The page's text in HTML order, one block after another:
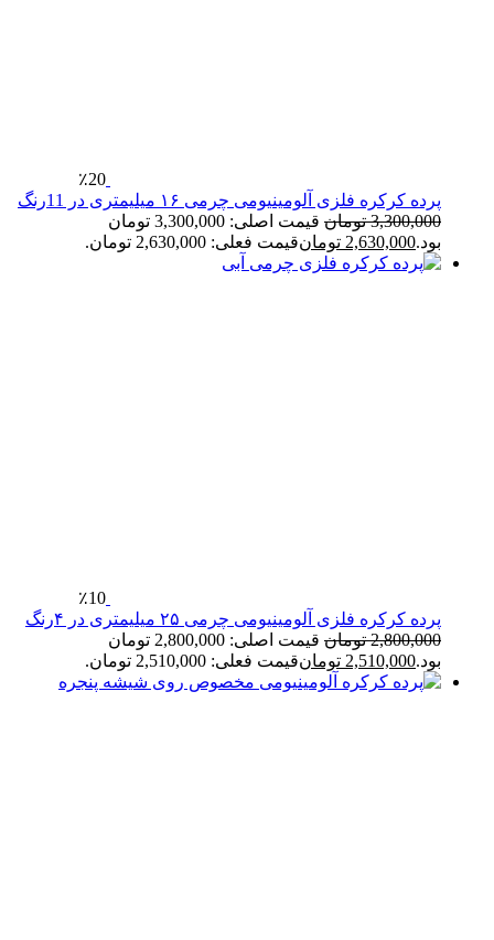
٪20
پرده کرکره فلزی آلومینیومی چرمی ۱۶ میلیمتری در 11رنگ
3,300,000 تومان
قیمت اصلی: 3,300,000 تومان
بود.2,630,000 تومانقیمت فعلی: 2,630,000 تومان.
٪10
پرده کرکره فلزی آلومینیومی چرمی ۲۵ میلیمتری در ۴رنگ
2,800,000 تومان
قیمت اصلی: 2,800,000 تومان
بود.2,510,000 تومانقیمت فعلی: 2,510,000 تومان.